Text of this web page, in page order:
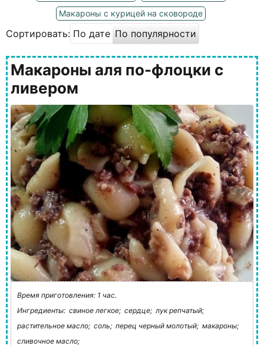
Макароны с курицей на сковороде
Сортировать: По дате По популярности
Макароны аля по-флоцки с
ливером
Время приготовления: 1 час.
Ингредиенты: свиное легкое; сердце; лук репчатый;
растительное масло; соль; перец черный молотый; макароны;
сливочное масло;